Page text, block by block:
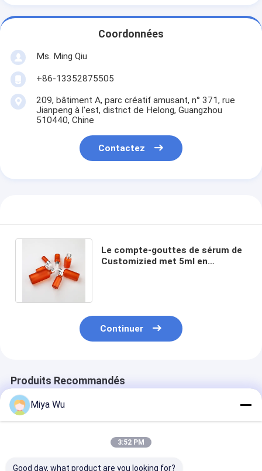
Coordonnées
Ms. Ming Qiu
+86-13352875505
209, bâtiment A, parc créatif amusant, n° 371, rue
Jianpeng à l'est, district de Helong, Guangzhou
510440, Chine
Contactez
Le compte-gouttes de sérum de
Customizied met 5ml en
Continuer
Produits Recommandés
Miya Wu
3:52 PM
Good day, what product are you looking for?